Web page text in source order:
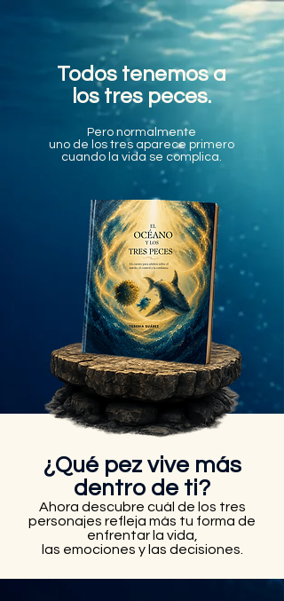
Todos tenemos a
los tres peces.
Pero normalmente
uno de los tres aparece primero
cuando la vida se complica.​​​
¿Qué pez vive más
dentro de ti?​
Ahora descubre cuál de los tres
personajes refleja más tu forma de
enfrentar la vida,
las emociones y las decisiones.